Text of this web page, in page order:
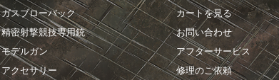
ガスブローバック
精密射撃競技専用銃
モデルガン
アクセサリー
カートを見る
お問い合わせ
アフターサービス
修理のご依頼